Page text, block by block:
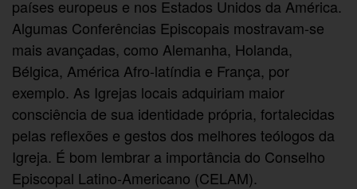
países europeus e nos Estados Unidos da América.
Algumas Conferências Episcopais mostravam-se
mais avançadas, como Alemanha, Holanda,
Bélgica, América Afro-latíndia e França, por
exemplo. As Igrejas locais adquiriam maior
consciência de sua identidade própria, fortalecidas
pelas reflexões e gestos dos melhores teólogos da
Igreja. É bom lembrar a importância do Conselho
Episcopal Latino-Americano (CELAM).